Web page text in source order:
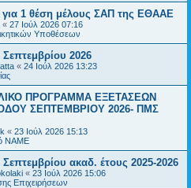
1 θέση μέλους ΣΑΠ της ΕΘΑΑΕ
« 27 Ιούλ 2026 07:16
Υποθέσεων
2026
« 24 Ιούλ 2026 13:23
ΠΡΟΓΡΑΜΜΑ ΕΞΕΤΑΣΕΩΝ
ΣΕΠΤΕΜΒΡΙΟΥ 2026- ΠΜΣ
« 23 Ιούλ 2026 15:13
ΝΑΜΕ
ακαδ. έτους 2025-2026
« 23 Ιούλ 2026 15:06
Επιχειρήσεων